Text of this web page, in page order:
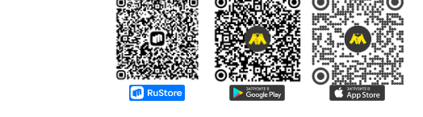
Женский
Согласие на получение чеков по электронной почте